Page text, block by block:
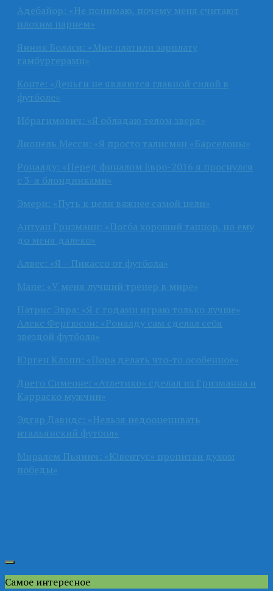
Адебайор: «Не понимаю, почему меня считают
плохим парнем»
Янник Боласи: «Мне платили зарплату
гамбургерами»
Конте: «Деньги не являются главной силой в
футболе»
Ибрагимович: «Я обладаю телом зверя»
Лионель Месси: «Я просто талисман «Барселоны»
Роналду: «Перед финалом Евро-2016 я проснулся
с 3-я блондинками»
Эмери: «Путь к цели важнее самой цели»
Антуан Гризманн: «Погба хороший танцор, но ему
до меня далеко»
Алвес: «Я – Пикассо от футбола»
Мане: «У меня лучший тренер в мире»
Патрис Эвра: «Я с годами играю только лучше»
Алекс Фергюсон: «Роналду сам сделал себя
звездой футбола»
Юрген Клопп: «Пора делать что-то особенное»
Диего Симеоне: «Атлетико» сделал из Гризманна и
Карраско мужчин»
Эдгар Давидс: «Нельзя недооценивать
итальянский футбол»
Миралем Пьянич: «Ювентус» пропитан духом
победы»
Самое интересное